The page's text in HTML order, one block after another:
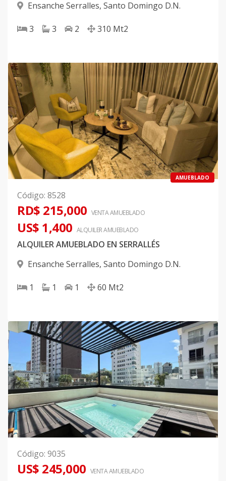
Ensanche Serralles, Santo Domingo D.N.
3 3 2 310 Mt2
AMUEBLADO
Código: 8528
RD$ 215,000 VENTA AMUEBLADO
US$ 1,400 ALQUILERAMUEBLADO
ALQUILER AMUEBLADO EN SERRALLÉS
Ensanche Serralles, Santo Domingo D.N.
1 1 1 60 Mt2
Código: 9035
US$ 245,000 VENTA AMUEBLADO